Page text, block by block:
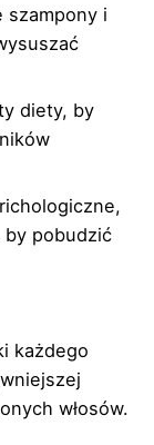
szampony i
diety, by
by pobudzić
każdego
włosów.